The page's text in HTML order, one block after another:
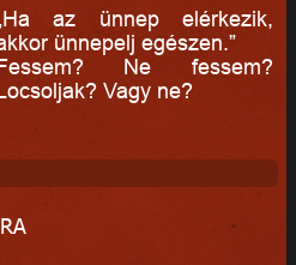
az ünnep elérkezik,
ünnepelj egészen.”
Ne fessem?
Vagy ne?